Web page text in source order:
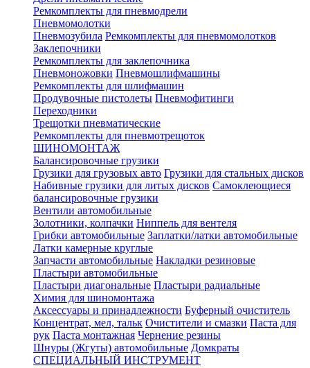
Ремкомплекты для пневмодрели
Пневмомолотки
Пневмозубила Ремкомплекты для пневмомолотков
Заклепочники
Ремкомплекты для заклепочника
Пневмоножовки Пневмошлифмашины
Ремкомплекты для шлифмашин
Продувочные пистолеты Пневмофитинги
Переходники
Трещотки пневматические
Ремкомплекты для пневмотрещоток
ШИНОМОНТАЖ
Балансировочные грузики
Грузики для грузовых авто Грузики для стальных дисков
Набивные грузики для литых дисков Самоклеющиеся
балансировочные грузики
Вентили автомобильные
Золотники, колпачки Ниппель для вентеля
Грибки автомобильные Заплатки/латки автомобильные
Латки камерные круглые
Запчасти автомобильные Накладки резиновые
Пластыри автомобильные
Пластыри диагональные Пластыри радиальные
Химия для шиномонтажа
Аксессуары и принадлежности Буферный очиститель
Концентрат, мел, тальк Очистители и смазки Паста для
рук Паста монтажная Чернение резины
Шнуры (Жгуты) автомобильные Домкраты
СПЕЦИАЛЬНЫЙ ИНСТРУМЕНТ